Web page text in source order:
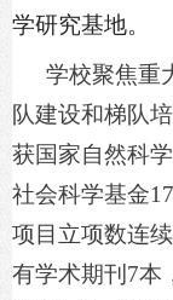
学研究基地。
学校聚焦重
队建设和梯队
获国家自然科
社会科学基金
项目立项数连
有学术期刊7本